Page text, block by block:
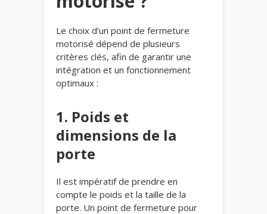
Le choix d’un point de fermeture
motorisé dépend de plusieurs
critères clés, afin de garantir une
intégration et un fonctionnement
optimaux :
1. Poids et
dimensions de la
porte
Il est impératif de prendre en
compte le poids et la taille de la
porte. Un point de fermeture pour